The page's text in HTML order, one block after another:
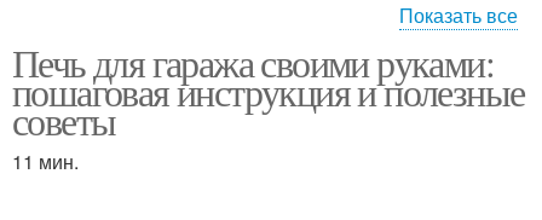
Печки для гаража Электрическая печка
Показать все
Печь для гаража своими руками:
пошаговая инструкция и полезные
советы
11 мин.